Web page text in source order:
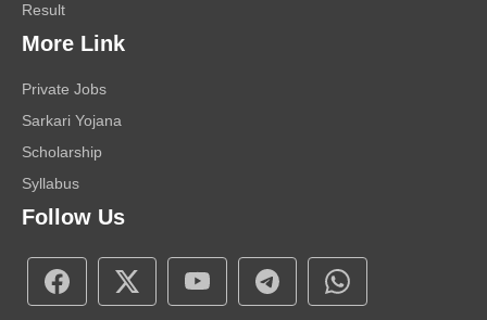
Result
More Link
Private Jobs
Sarkari Yojana
Scholarship
Syllabus
Follow Us